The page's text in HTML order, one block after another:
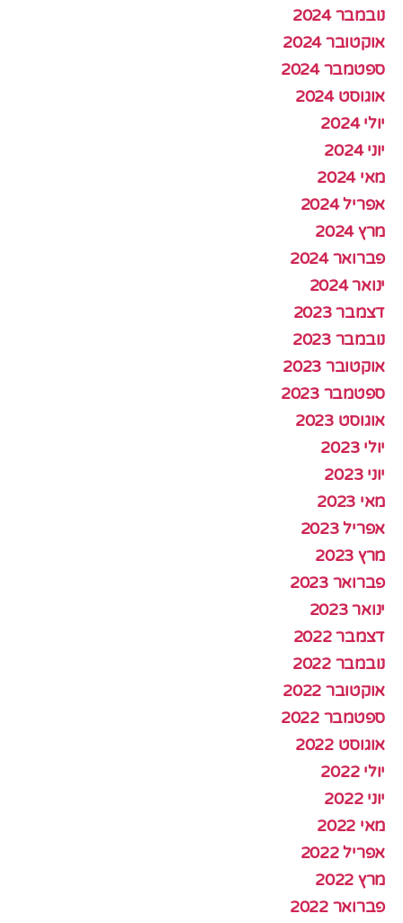
נובמבר 2024
אוקטובר 2024
ספטמבר 2024
אוגוסט 2024
יולי 2024
יוני 2024
מאי 2024
אפריל 2024
מרץ 2024
פברואר 2024
ינואר 2024
דצמבר 2023
נובמבר 2023
אוקטובר 2023
ספטמבר 2023
אוגוסט 2023
יולי 2023
יוני 2023
מאי 2023
אפריל 2023
מרץ 2023
פברואר 2023
ינואר 2023
דצמבר 2022
נובמבר 2022
אוקטובר 2022
ספטמבר 2022
אוגוסט 2022
יולי 2022
יוני 2022
מאי 2022
אפריל 2022
מרץ 2022
פברואר 2022